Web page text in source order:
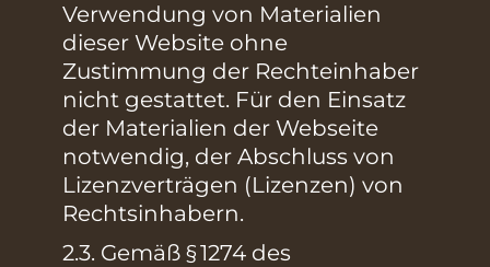
Verwendung von Materialien
dieser Website ohne
Zustimmung der Rechteinhaber
nicht gestattet. Für den Einsatz
der Materialien der Webseite
notwendig, der Abschluss von
Lizenzverträgen (Lizenzen) von
Rechtsinhabern.
2.3. Gemäß § 1274 des